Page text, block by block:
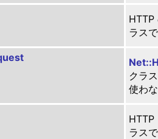
HTTP
ラス
クラ
使わ
HTTP
ラス